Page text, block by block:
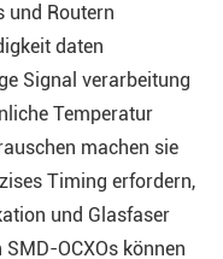
und Routern
daten
Signal verarbeitung
Temperatur
machen sie
Timing erfordern,
und Glasfaser
OCXOs können